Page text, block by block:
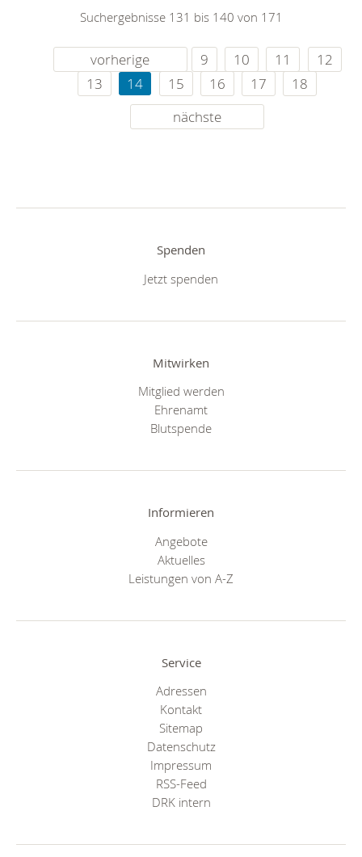
Suchergebnisse 131 bis 140 von 171
vorherige 9 10 11
12
13
14 15 16 17
18
nächste
Spenden
Jetzt spenden
Mitwirken
Mitglied werden
Ehrenamt
Blutspende
Informieren
Angebote
Aktuelles
Leistungen von A-Z
Service
Adressen
Kontakt
Sitemap
Datenschutz
Impressum
RSS-Feed
DRK intern